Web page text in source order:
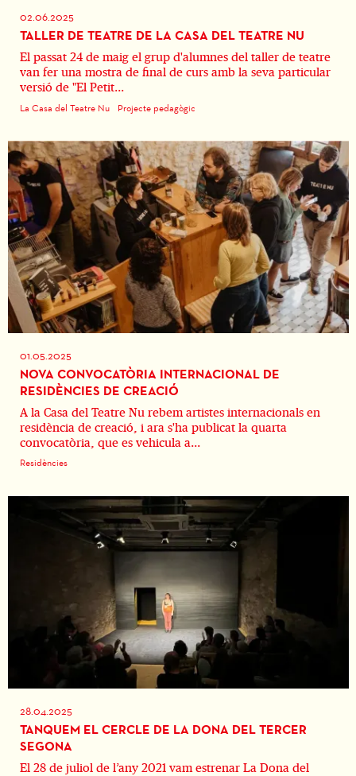
02.06.2025
TALLER DE TEATRE DE LA CASA DEL TEATRE NU
El passat 24 de maig el grup d'alumnes del taller de teatre
van fer una mostra de final de curs amb la seva particular
versió de "El Petit...
La Casa del Teatre Nu Projecte pedagògic
01.05.2025
NOVA CONVOCATÒRIA INTERNACIONAL DE
RESIDÈNCIES DE CREACIÓ
A la Casa del Teatre Nu rebem artistes internacionals en
residència de creació, i ara s'ha publicat la quarta
convocatòria, que es vehicula a...
Residències
28.04.2025
TANQUEM EL CERCLE DE LA DONA DEL TERCER
SEGONA
El 28 de juliol de l’any 2021 vam estrenar La Dona del